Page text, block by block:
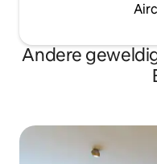
Andere